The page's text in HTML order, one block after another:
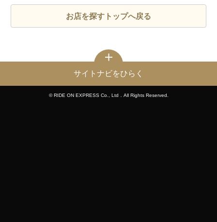
お店を探すトップへ戻る
サイトナビをひらく
© RIDE ON EXPRESS Co., Ltd．All Rights Reserved.